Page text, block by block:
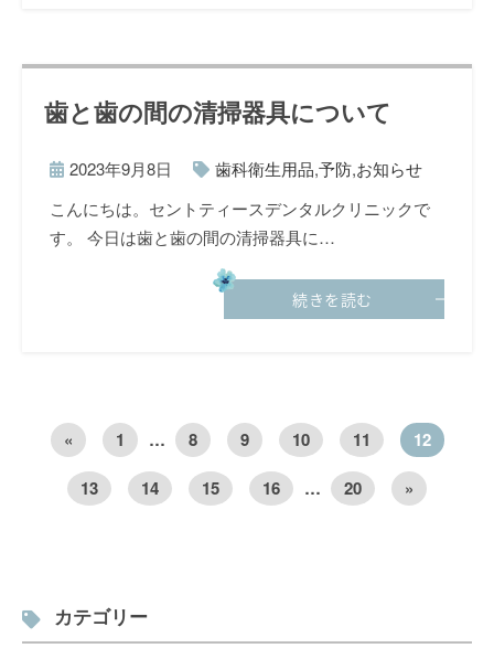
歯と歯の間の清掃器具について
2023年9月8日 歯科衛生用品,予防,お知らせ
こんにちは。セントティースデンタルクリニックで
す。 今日は歯と歯の間の清掃器具に…
続きを読む
« 1 … 8 9 10 11
12
13
14 15 16 … 20 »
カテゴリー